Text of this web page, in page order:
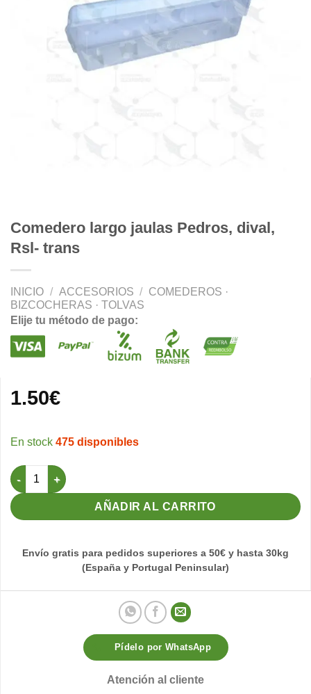
Comedero largo jaulas Pedros, dival,
Rsl- trans
INICIO / ACCESORIOS / COMEDEROS ·
BIZCOCHERAS · TOLVAS
Elije tu método de pago:
1.50€
475 disponibles
Comedero largo jaulas Pedros, dival, Rsl- trans cantidad
AÑADIR AL CARRITO
Envío gratis para pedidos superiores a 50€ y hasta 30kg
(España y Portugal Peninsular)
Pídelo por WhatsApp
Atención al cliente